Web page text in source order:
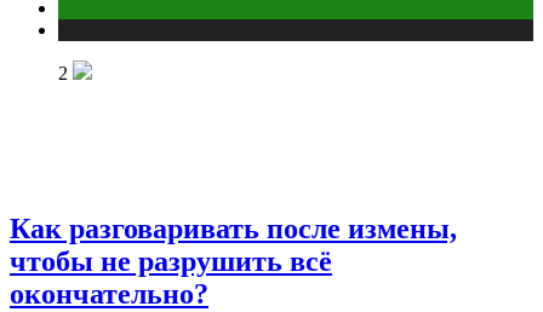
2
Как разговаривать после измены,
чтобы не разрушить всё
окончательно?